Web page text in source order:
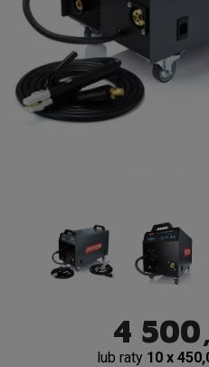
4
lub raty 10 x